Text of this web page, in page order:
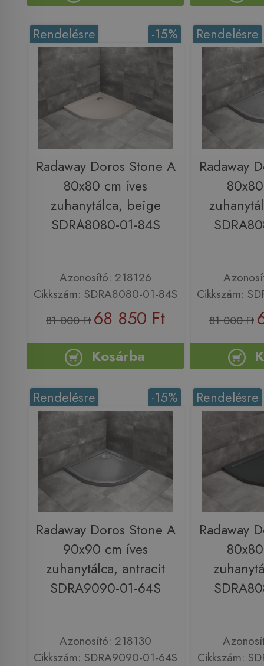
-15%
Rendelésre
Radaway Doros Stone A
80x80 cm íves
zuhanytálca, beige
SDRA8080-01-84S
Azonosító: 218126
Cikkszám: SDRA8080-01-84S
81 000 Ft 68 850 Ft
Kosárba
Rendelésre
Radaway
Cikkszám:
81 000 Ft
-15%
Rendelésre
Radaway Doros Stone A
90x90 cm íves
zuhanytálca, antracit
SDRA9090-01-64S
Azonosító: 218130
Cikkszám: SDRA9090-01-64S
Rendelésre
Radaway
Cikkszám: